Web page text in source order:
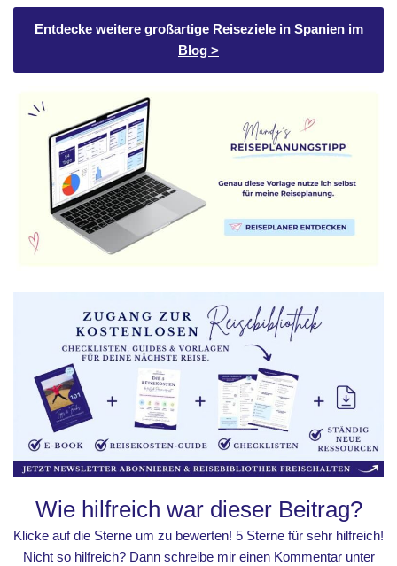
Entdecke weitere großartige Reiseziele in Spanien im
Blog >
Wie hilfreich war dieser Beitrag?
Klicke auf die Sterne um zu bewerten! 5 Sterne für sehr hilfreich!
Nicht so hilfreich? Dann schreibe mir einen Kommentar unter